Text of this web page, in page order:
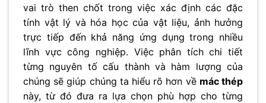
vai trò then chốt trong việc xác định các đặc
tính vật lý và hóa học của vật liệu, ảnh hưởng
trực tiếp đến khả năng ứng dụng trong nhiều
lĩnh vực công nghiệp. Việc phân tích chi tiết
từng nguyên tố cấu thành và hàm lượng của
chúng sẽ giúp chúng ta hiểu rõ hơn về mác thép
này, từ đó đưa ra lựa chọn phù hợp cho từng